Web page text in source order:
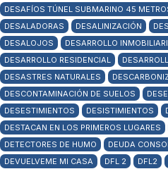
DESAFÍOS TÚNEL SUBMARINO 45
DESALADORAS
DESALINIZACIÓN
DESALOJOS
DESARROLLO
DESARROLLO RESIDENCIAL
DESASTRES NATURALES
DESCONTAMINACIÓN DE SUELOS
DESESTIMIENTOS
DESISTIMIENTOS
DESTACAN EN LOS PRIMEROS LUGARES
DETECTORES DE HUMO
DEUDA
DEVUELVEME MI CASA
DFL 2 DFL2